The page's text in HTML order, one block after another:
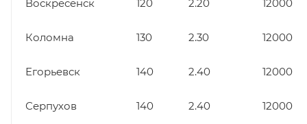
Воскресенск 120 2.20 12000
Коломна 130 2.30 12000
Егорьевск 140 2.40 12000
Серпухов 140 2.40 12000